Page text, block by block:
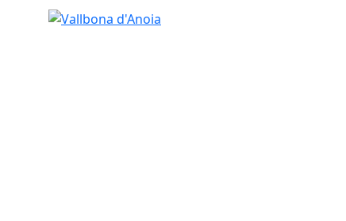
Vallbona d'Anoia